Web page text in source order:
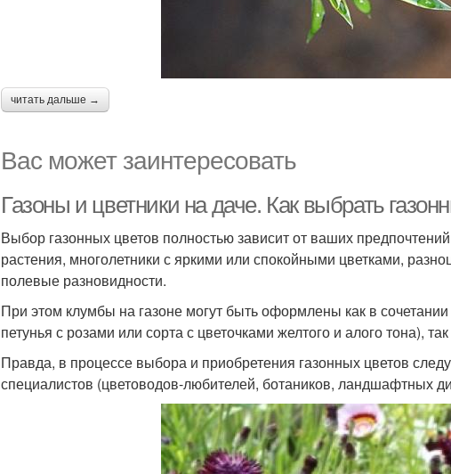
читать дальше →
Вас может заинтересовать
Газоны и цветники на даче. Как выбрать
Выбор газонных цветов полностью зависит от ваших
растения, многолетники с яркими или спокойными цветками,
полевые разновидности.
При этом клумбы на газоне могут быть оформлены как в
петунья с розами или сорта с цветочками желтого и алого тона),
Правда, в процессе выбора и приобретения газонных цветов
специалистов (цветоводов-любителей, ботаников, ландшафтных